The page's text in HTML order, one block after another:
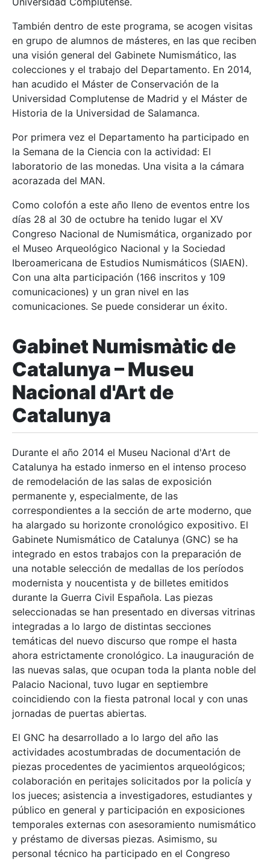
También dentro de este programa, se acogen visitas
en grupo de alumnos de másteres, en las que reciben
una visión general del Gabinete Numismático, las
colecciones y el trabajo del Departamento. En 2014,
han acudido el Máster de Conservación de la
Universidad Complutense de Madrid y el Máster de
Historia de la Universidad de Salamanca.
Por primera vez el Departamento ha participado en
la Semana de la Ciencia con la actividad: El
laboratorio de las monedas. Una visita a la cámara
acorazada del MAN.
Como colofón a este año lleno de eventos entre los
días 28 al 30 de octubre ha tenido lugar el XV
Congreso Nacional de Numismática, organizado por
el Museo Arqueológico Nacional y la Sociedad
Iberoamericana de Estudios Numismáticos (SIAEN).
Con una alta participación (166 inscritos y 109
comunicaciones) y un gran nivel en las
comunicaciones. Se puede considerar un éxito.
Gabinet Numismàtic de
Catalunya –Museu
Nacional d'Art de
Catalunya
Durante el año 2014 el Museu Nacional d'Art de
Catalunya ha estado inmerso en el intenso proceso
de remodelación de las salas de exposición
permanente y, especialmente, de las
correspondientes a la sección de arte moderno, que
ha alargado su horizonte cronológico expositivo. El
Gabinete Numismático de Catalunya (GNC) se ha
integrado en estos trabajos con la preparación de
una notable selección de medallas de los períodos
modernista y noucentista y de billetes emitidos
durante la Guerra Civil Española. Las piezas
seleccionadas se han presentado en diversas vitrinas
integradas a lo largo de distintas secciones
temáticas del nuevo discurso que rompe el hasta
ahora estrictamente cronológico. La inauguración de
las nuevas salas, que ocupan toda la planta noble del
Palacio Nacional, tuvo lugar en septiembre
coincidiendo con la fiesta patronal local y con unas
jornadas de puertas abiertas.
El GNC ha desarrollado a lo largo del año las
actividades acostumbradas de documentación de
piezas procedentes de yacimientos arqueológicos;
colaboración en peritajes solicitados por la policía y
los jueces; asistencia a investigadores, estudiantes y
público en general y participación en exposiciones
temporales externas con asesoramiento numismático
y préstamo de diversas piezas. Asimismo, su
personal técnico ha participado en el Congreso